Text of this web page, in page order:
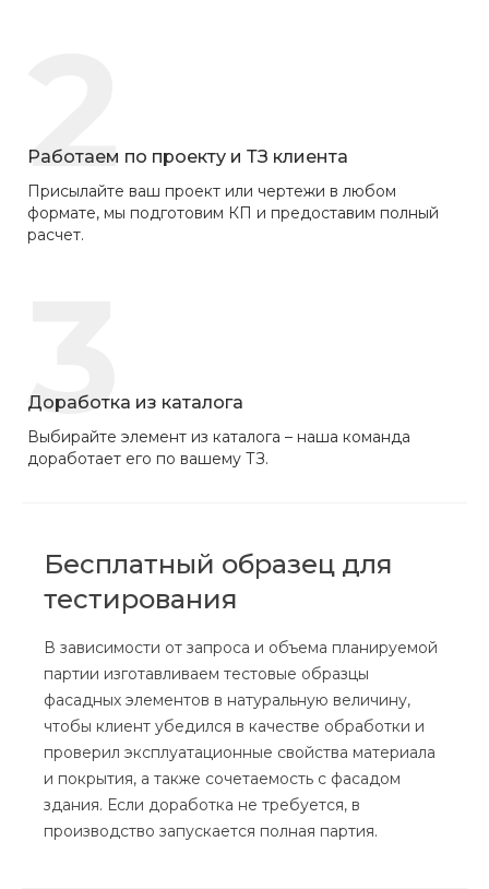
2
Работаем по проекту и ТЗ клиента
Присылайте ваш проект или чертежи в любом
формате, мы подготовим КП и предоставим полный
расчет.
3
Доработка из каталога
Выбирайте элемент из каталога – наша команда
доработает его по вашему ТЗ.
Бесплатный образец для
тестирования
В зависимости от запроса и объема планируемой
партии изготавливаем тестовые образцы
фасадных элементов в натуральную величину,
чтобы клиент убедился в качестве обработки и
проверил эксплуатационные свойства материала
и покрытия, а также сочетаемость с фасадом
здания. Если доработка не требуется, в
производство запускается полная партия.